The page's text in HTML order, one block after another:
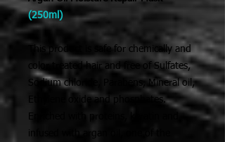
(250ml)
This product is safe for chemically and
color treated hair and free of Sulfates,
Sodium chloride, Parabens, Mineral oil,
Ethylene oxide and phosphates.
Enriched with proteins, keratin and
infused with argan oil, one of the